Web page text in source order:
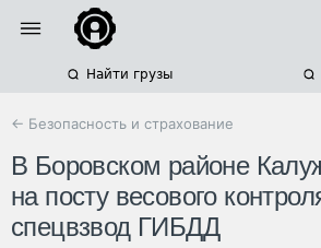
Найти грузы
← Безопасность и страхование
В Боровском районе
на посту весового
спецвзвод ГИБДД